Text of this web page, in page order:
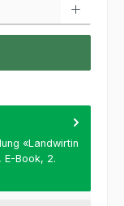
«Landwirtin
E-Book, 2.